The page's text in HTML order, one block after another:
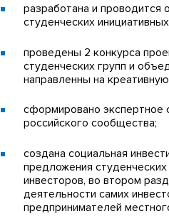
разработана и проводится
студенческих
проведены 2 конкурса
студенческих групп и
направленны на
сформировано экспертное
российского сообщества;
создана социальная
предложения
инвесторов, во втором
деятельности самих
предпринимателей